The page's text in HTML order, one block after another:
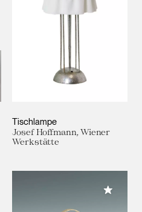
Sammlung hinzufügen
Tischlampe
Josef Hoffmann, Wiener
Werkstätte
Meiner